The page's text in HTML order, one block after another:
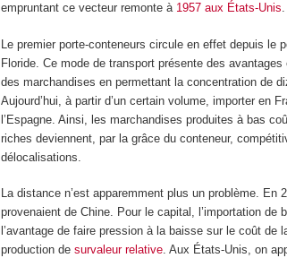
empruntant ce vecteur remonte à 1957 aux États-Unis.
Le premier porte-conteneurs circule en effet depuis
Floride. Ce mode de transport présente des
des marchandises en permettant la concentration de
Aujourd’hui, à partir d’un certain volume, importer en
l’Espagne. Ainsi, les marchandises produites à bas
riches deviennent, par la grâce du conteneur,
délocalisations.
La distance n’est apparemment plus un problème. En
provenaient de Chine. Pour le capital, l’importation
l’avantage de faire pression à la baisse sur le coût
production desurvaleur relative. Aux États-Unis, on